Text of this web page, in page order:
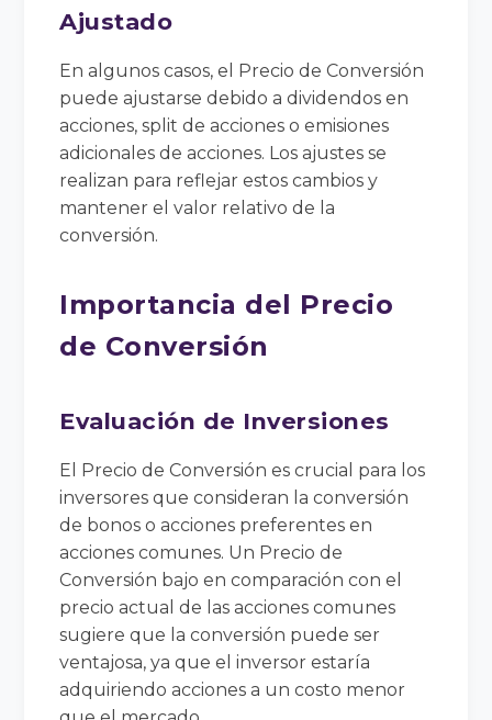
Ajustado
En algunos casos, el Precio de Conversión
puede ajustarse debido a dividendos en
acciones, split de acciones o emisiones
adicionales de acciones. Los ajustes se
realizan para reflejar estos cambios y
mantener el valor relativo de la
conversión.
Importancia del Precio
de Conversión
Evaluación de Inversiones
El Precio de Conversión es crucial para los
inversores que consideran la conversión
de bonos o acciones preferentes en
acciones comunes. Un Precio de
Conversión bajo en comparación con el
precio actual de las acciones comunes
sugiere que la conversión puede ser
ventajosa, ya que el inversor estaría
adquiriendo acciones a un costo menor